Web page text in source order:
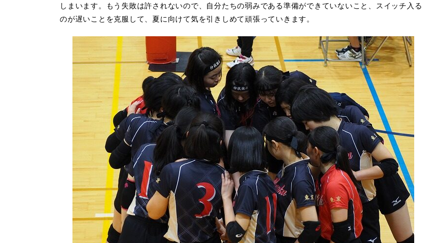
しまいます。もう失敗は許されないので、自分たちの弱みである準備ができていないこと、スイッチ入る
のが遅いことを克服して、夏に向けて気を引きしめて頑張っていきます。